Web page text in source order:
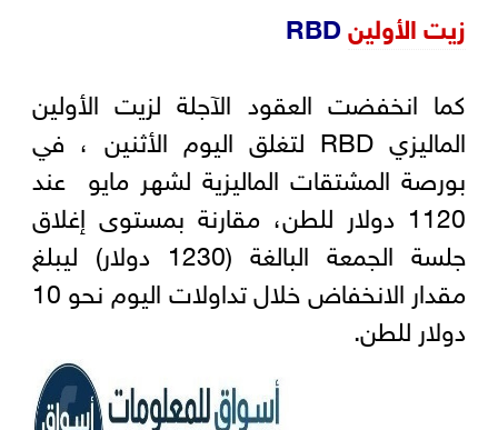
زيت الأولينRBD
كما انخفضت العقود الآجلة لزيت الأولين
الماليزي RBD لتغلق اليوم الأثنين ، في
بورصة المشتقات الماليزية لشهر مايو عند
1120 دولار للطن، مقارنة بمستوى إغلاق
جلسة الجمعة البالغة (1230 دولار) ليبلغ
مقدار الانخفاض خلال تداولات اليوم نحو 10
دولار للطن.